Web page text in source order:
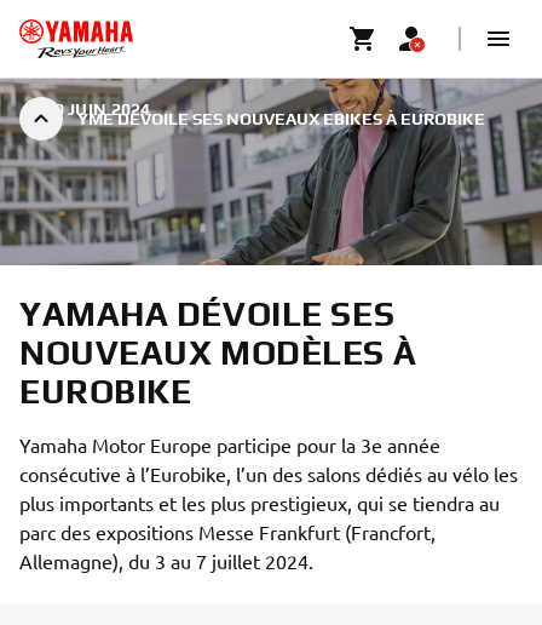
YME DÉVOILE SES NOUVEAUX EBIKES À EUROBIKE
30 JUIN 2024
YAMAHA DÉVOILE SES
NOUVEAUX MODÈLES À
EUROBIKE
Yamaha Motor Europe participe pour la 3e année
consécutive à l’Eurobike, l’un des salons dédiés au vélo les
plus importants et les plus prestigieux, qui se tiendra au
parc des expositions Messe Frankfurt (Francfort,
Allemagne), du 3 au 7 juillet 2024.